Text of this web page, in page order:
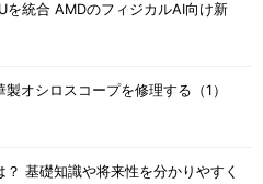
を統合 AMDのフィジカルAI向け新
オシロスコープを修理する（1）
？ 基礎知識や将来性を分かりやすく